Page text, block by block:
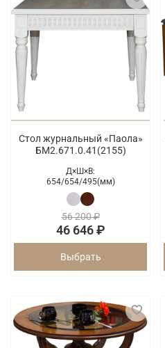
Стол журнальный «Паола»
БМ2.671.0.41(2155)
Д×Ш×В:
654/654/495(мм)
56 200 ₽
46 646 ₽
Выбрать